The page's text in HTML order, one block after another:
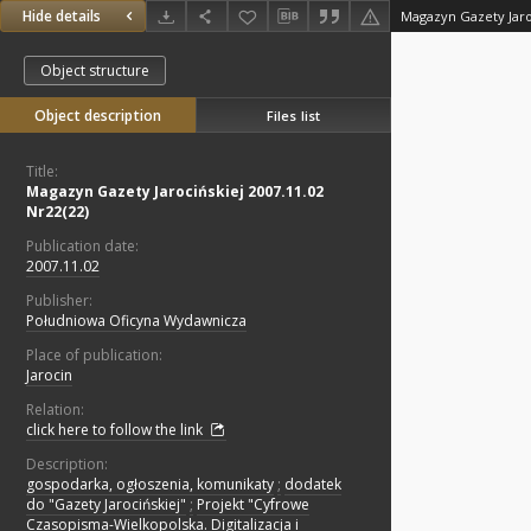
Hide details Magazyn Gazety
Object structure
Object description Files list
Title:
Magazyn Gazety Jarocińskiej 2007.11.02
Nr22(22)
Publication date:
2007.11.02
Publisher:
Południowa Oficyna Wydawnicza
Place of publication:
Jarocin
Relation:
click here to follow the link
Description:
gospodarka, ogłoszenia, komunikaty ; dodatek
do "Gazety Jarocińskiej" ; Projekt "Cyfrowe
Czasopisma-Wielkopolska. Digitalizacja i